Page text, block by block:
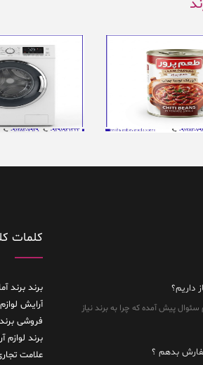
داریم؟
سئوال پیش آمده که چرا به برند نیاز
بدهم ؟
کلمات
برند برند
آرایش
فروشی
برند لوازم
علامت